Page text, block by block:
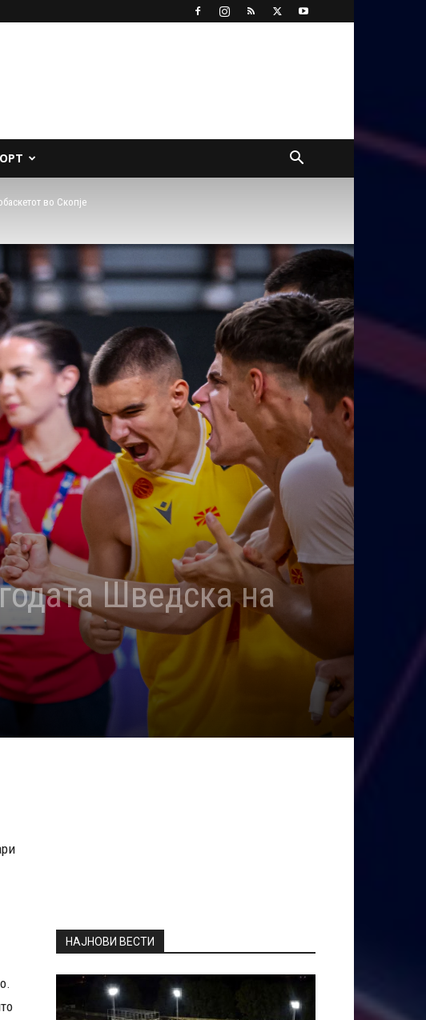
во Скопје
Шведска на
НАЈНОВИ ВЕСТИ